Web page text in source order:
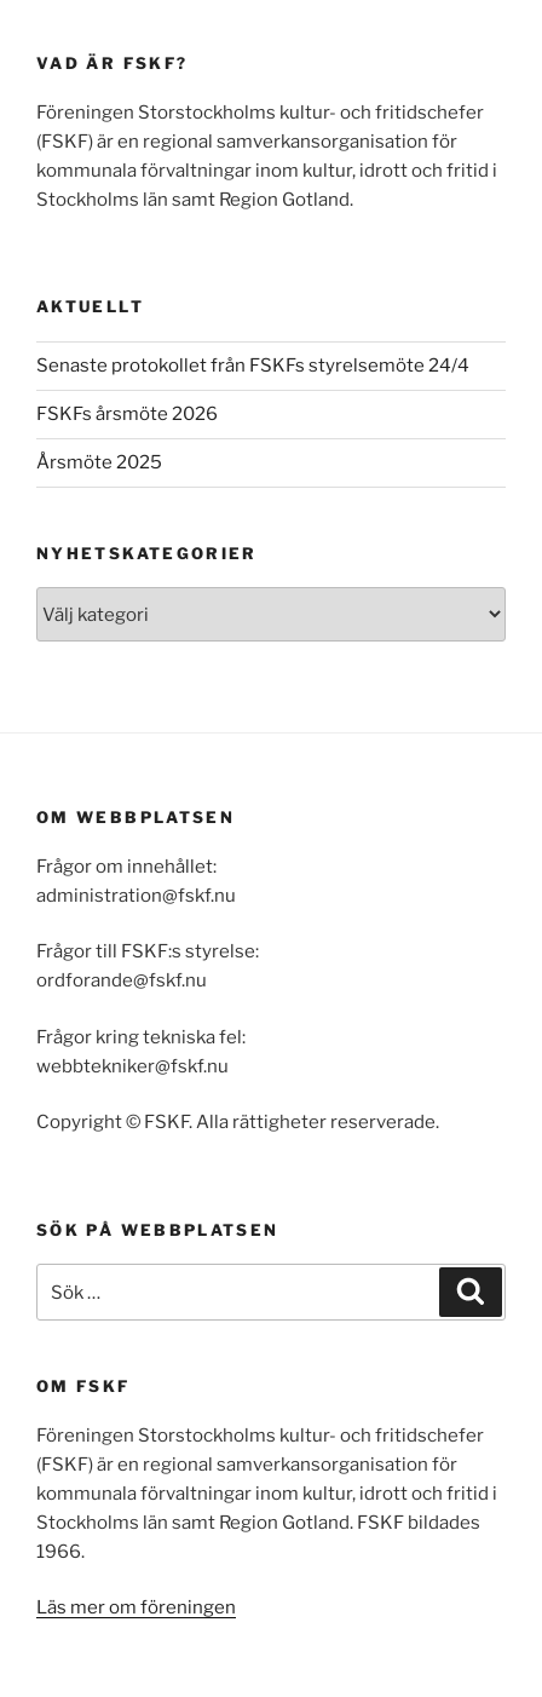
VAD ÄR FSKF?
Föreningen Storstockholms kultur- och fritidschefer
(FSKF) är en regional samverkansorganisation för
kommunala förvaltningar inom kultur, idrott och fritid i
Stockholms län samt Region Gotland.
AKTUELLT
Senaste protokollet från FSKFs styrelsemöte 24/4
FSKFs årsmöte 2026
Årsmöte 2025
NYHETSKATEGORIER
OM WEBBPLATSEN
Frågor om innehållet:
administration@fskf.nu
Frågor till FSKF:s styrelse:
ordforande@fskf.nu
Frågor kring tekniska fel:
webbtekniker@fskf.nu
Copyright © FSKF. Alla rättigheter reserverade.
SÖK PÅ WEBBPLATSEN
efter:
OM FSKF
Föreningen Storstockholms kultur- och fritidschefer
(FSKF) är en regional samverkansorganisation för
kommunala förvaltningar inom kultur, idrott och fritid i
Stockholms län samt Region Gotland. FSKF bildades
1966.
Läs mer om föreningen